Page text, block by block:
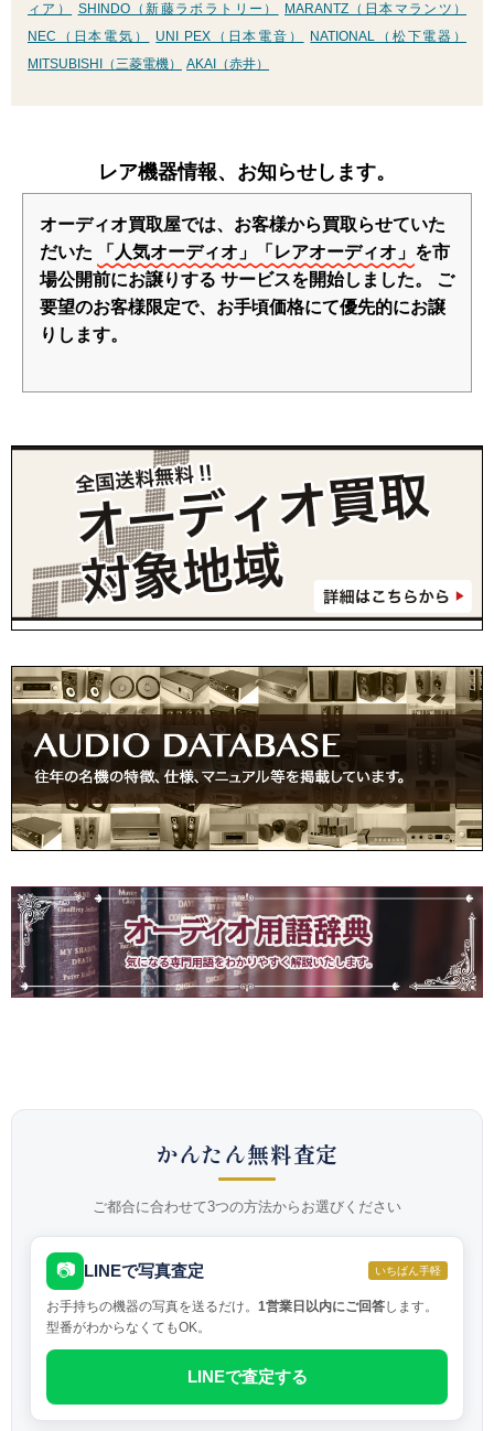
ィア）
SHINDO（新藤ラボラトリー）
MARANTZ（日本マランツ）
NEC（日本電気）
UNI PEX（日本電音）
NATIONAL（松下電器）
MITSUBISHI（三菱電機）
AKAI（赤井）
レア機器情報、お知らせします。
オーディオ買取屋では、お客様から買取らせていた
だいた
「人気オーディオ」「レアオーディオ」 を市
場公開前にお譲りする サービスを開始しました。
ご
要望のお客様限定で、お手頃価格にて優先的にお譲
りします。
かんたん無料査定
ご都合に合わせて3つの方法からお選びください
📷 LINEで写真査定 いちばん手軽
お手持ちの機器の写真を送るだけ。 1営業日以内にご回答します。
型番がわからなくてもOK。
LINEで査定する